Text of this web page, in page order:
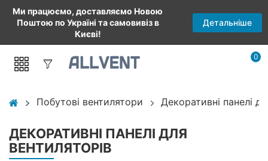
Ми працюємо, доставляємо Новою
Поштою по Україні та самовивіз в
Києві!
Детальніше
0
Побутові вентилятори Декоративні панелі
ДЕКОРАТИВНІ ПАНЕЛІ ДЛЯ
ВЕНТИЛЯТОРІВ